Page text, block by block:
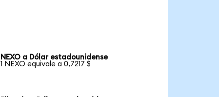
NEXO a Dólar estadounidense
1 NEXO equivale a 0,7217 $